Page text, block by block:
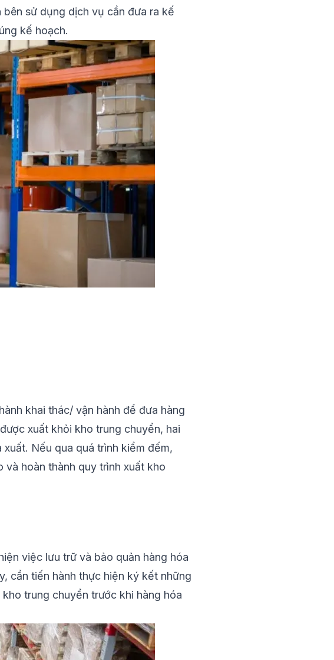
sử dụng dịch vụ cần đưa ra kế
kế hoạch.
khai thác/ vận hành để đưa hàng
xuất khỏi kho trung chuyển, hai
Nếu qua quá trình kiểm đếm,
và hoàn thành quy trình xuất kho
việc lưu trữ và bảo quản hàng hóa
cần tiến hành thực hiện ký kết những
trung chuyển trước khi hàng hóa